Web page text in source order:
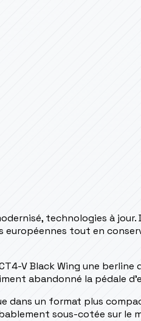
technologies à jour.
européennes tout en
V Black Wing une
abandonné la pédale
dans un format plus
sous-cotée sur le